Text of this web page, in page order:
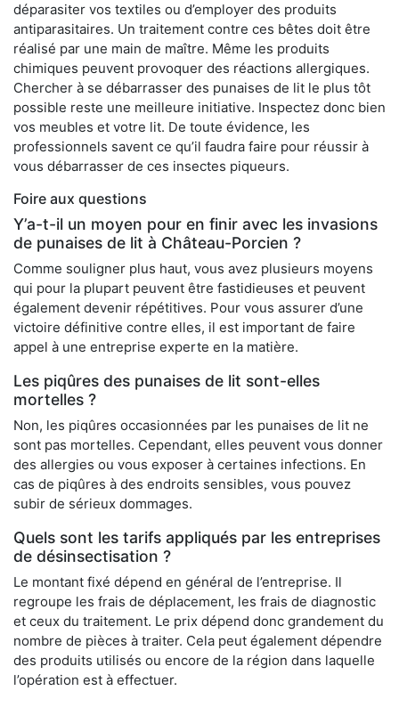
déparasiter vos textiles ou d’employer des produits
antiparasitaires. Un traitement contre ces bêtes doit être
réalisé par une main de maître. Même les produits
chimiques peuvent provoquer des réactions allergiques.
Chercher à se débarrasser des punaises de lit le plus tôt
possible reste une meilleure initiative. Inspectez donc bien
vos meubles et votre lit. De toute évidence, les
professionnels savent ce qu’il faudra faire pour réussir à
vous débarrasser de ces insectes piqueurs.
Foire aux questions
Y’a-t-il un moyen pour en finir avec les invasions
de punaises de lit à Château-Porcien ?
Comme souligner plus haut, vous avez plusieurs moyens
qui pour la plupart peuvent être fastidieuses et peuvent
également devenir répétitives. Pour vous assurer d’une
victoire définitive contre elles, il est important de faire
appel à une entreprise experte en la matière.
Les piqûres des punaises de lit sont-elles
mortelles ?
Non, les piqûres occasionnées par les punaises de lit ne
sont pas mortelles. Cependant, elles peuvent vous donner
des allergies ou vous exposer à certaines infections. En
cas de piqûres à des endroits sensibles, vous pouvez
subir de sérieux dommages.
Quels sont les tarifs appliqués par les entreprises
de désinsectisation ?
Le montant fixé dépend en général de l’entreprise. Il
regroupe les frais de déplacement, les frais de diagnostic
et ceux du traitement. Le prix dépend donc grandement du
nombre de pièces à traiter. Cela peut également dépendre
des produits utilisés ou encore de la région dans laquelle
l’opération est à effectuer.